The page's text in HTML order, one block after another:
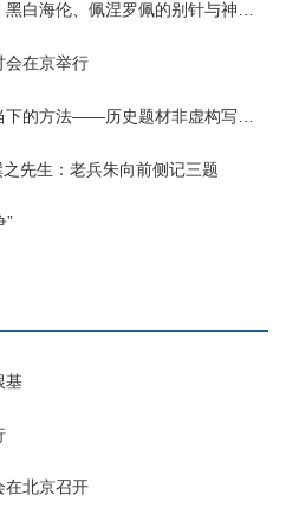
伦、佩涅罗佩的别针与神秘入侵者
会在京举行
方法——历史题材非虚构写作多人谈
先生：老兵朱向前侧记三题
”
基
在北京召开